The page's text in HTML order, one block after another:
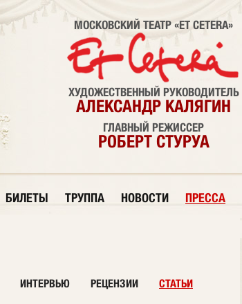
МОСКОВСКИЙ ТЕАТР «ET CETERA»
ХУДОЖЕСТВЕННЫЙ РУКОВОДИТЕЛЬ
АЛЕКСАНДР КАЛЯГИН
ГЛАВНЫЙ РЕЖИССЕР
РОБЕРТ СТУРУА
БИЛЕТЫ ТРУППА НОВОСТИ ПРЕССА
ИНТЕРВЬЮ РЕЦЕНЗИИ СТАТЬИ